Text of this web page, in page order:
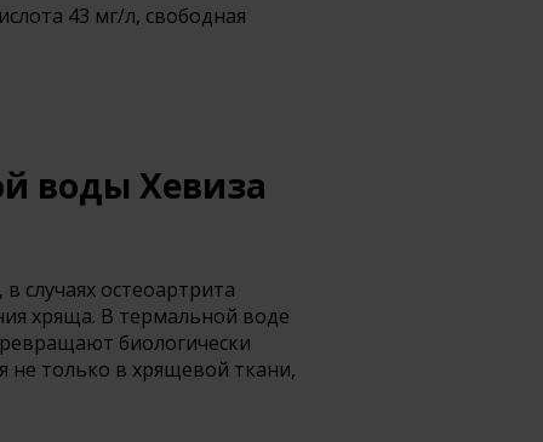
43 мг/л, свободная
воды Хевиза
случаях остеоартрита
хряща. В термальной воде
биологически
не только в хрящевой ткани,